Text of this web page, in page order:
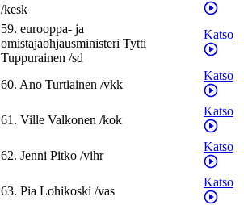
/kesk
59. eurooppa- ja
omistajaohjausministeri Tytti
Tuppurainen /sd
Katso
60. Ano Turtiainen /vkk
Katso
61. Ville Valkonen /kok
Katso
62. Jenni Pitko /vihr
Katso
63. Pia Lohikoski /vas
Katso